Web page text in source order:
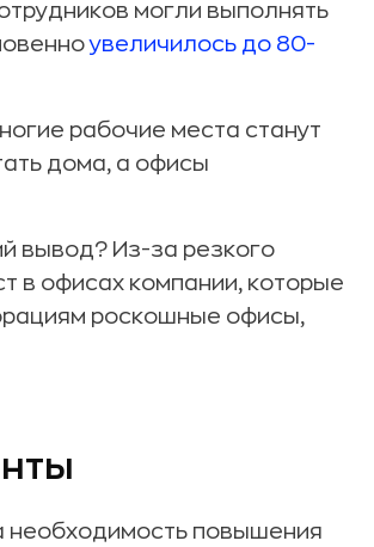
могли выполнять
увеличилось до 80-
рабочие места станут
дома, а офисы
вывод? Из-за резкого
в офисах компании, которые
роскошные офисы,
повышения